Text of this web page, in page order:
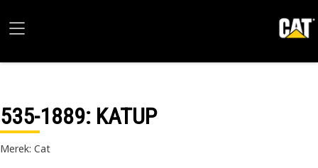
535-1889: KATUP
Merek: Cat